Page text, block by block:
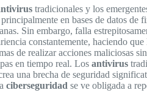
tradicionales y los
en bases de datos de
Sin embargo, falla
constantemente, haciendo
de realizar acciones maliciosas
en tiempo real. Los antivirus
una brecha de seguridad
ciberseguridad se ve obligada a